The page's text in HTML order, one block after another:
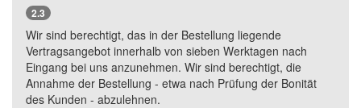
2.3
Wir sind berechtigt, das in der Bestellung liegende
Vertragsangebot innerhalb von sieben Werktagen nach
Eingang bei uns anzunehmen. Wir sind berechtigt, die
Annahme der Bestellung - etwa nach Prüfung der Bonität
des Kunden - abzulehnen.